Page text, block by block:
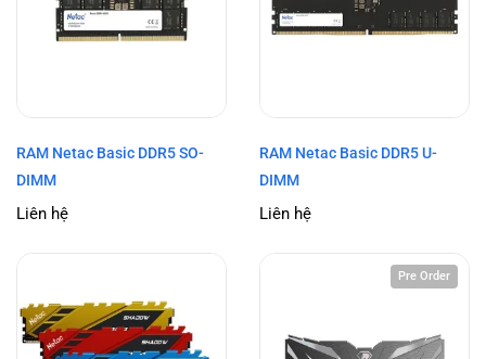
RAM Netac Basic DDR5 SO-
DIMM
Liên hệ
RAM Netac Basic DDR5 U-
DIMM
Liên hệ
Pre Order